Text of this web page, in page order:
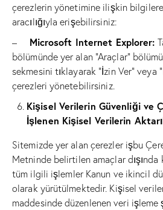
çerezlerin yönetimine ilişkin
aracılığıyla erişebilirsiniz:
– Microsoft Internet Explorer:
bölümünde yer alan “Araçlar”
sekmesini tıklayarak “İzin Ver” veya
çerezleri yönetebilirsiniz.
Kişisel Verilerin Güvenliği ve
İşlenen Kişisel Verilerin
Sitemizde yer alan çerezler işbu
Metninde belirtilen amaçlar dışında
tüm ilgili işlemler Kanun ve ikincil
olarak yürütülmektedir. Kişisel
maddesinde düzenlenen veri işleme